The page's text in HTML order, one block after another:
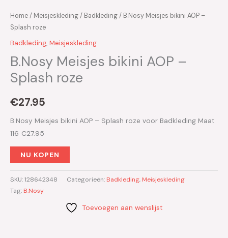
Home/ Meisjeskleding/ Badkleding/ B.Nosy Meisjes bikini AOP –
Splash roze
Badkleding, Meisjeskleding
B.Nosy Meisjes bikini AOP –
Splash roze
€27.95
B.Nosy Meisjes bikini AOP – Splash roze voor Badkleding Maat
116 €27.95
NU KOPEN
SKU:128642348 Categorieën: Badkleding, Meisjeskleding
Tag: B.Nosy
Toevoegen aan wenslijst